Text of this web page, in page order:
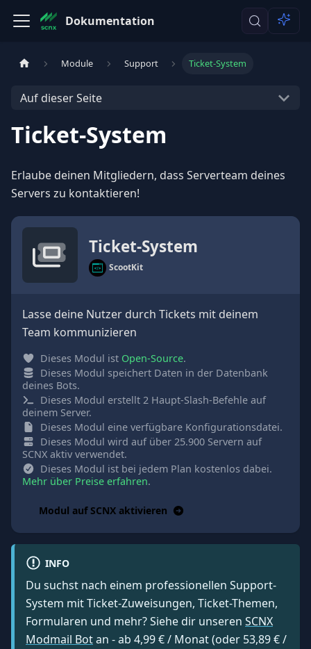
Dokumentation
Module Support Ticket-System
Auf dieser Seite
Ticket-System
Erlaube deinen Mitgliedern, dass Serverteam deines
Servers zu kontaktieren!
Ticket-System
ScootKit
Lasse deine Nutzer durch Tickets mit deinem
Team kommunizieren
Dieses Modul ist Open-Source.
Dieses Modul speichert Daten in der Datenbank
deines Bots.
Dieses Modul erstellt 2 Haupt-Slash-Befehle auf
deinem Server.
Dieses Modul eine verfügbare Konfigurationsdatei.
Dieses Modul wird auf über 25.900 Servern auf
SCNX aktiv verwendet.
Dieses Modul ist bei jedem Plan kostenlos dabei.
Mehr über Preise erfahren.
Modul auf SCNX aktivieren
INFO
Du suchst nach einem professionellen Support-
System mit Ticket-Zuweisungen, Ticket-Themen,
Formularen und mehr? Siehe dir unseren SCNX
Modmail Botan - ab 4,99 €/ Monat(oder 53,89 €/